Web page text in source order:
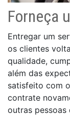
Forneça
Entregar um
os clientes
qualidade,
além das
satisfeito com
contrate
outras pessoas